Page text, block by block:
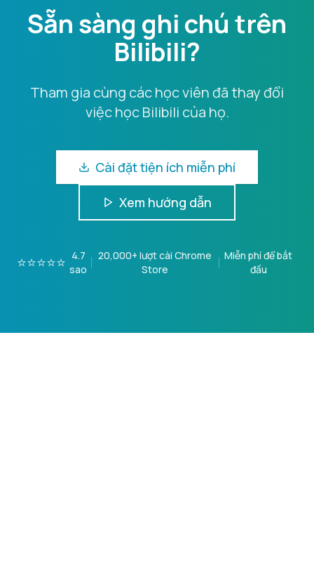
Sẵn sàng ghi chú trên
Bilibili?
Tham gia cùng các học viên đã thay đổi
việc học Bilibili của họ.
Cài đặt tiện ích miễn phí
Xem hướng dẫn
⭐⭐⭐⭐⭐ 4.7
sao
20,000+ lượt cài Chrome
Store
Miễn phí để bắt
đầu